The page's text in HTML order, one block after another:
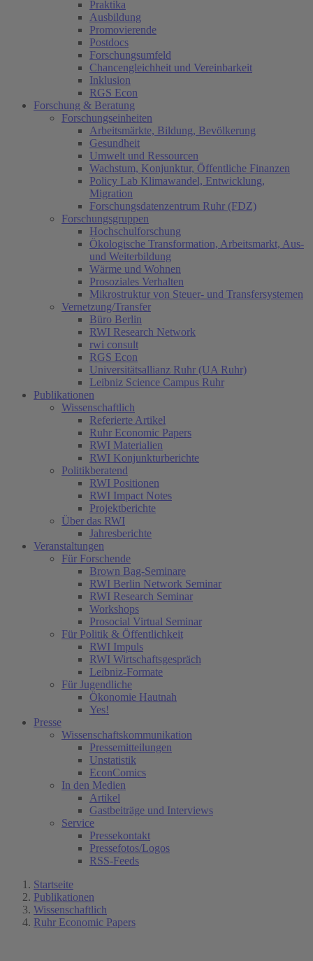
Praktika
Ausbildung
Promovierende
Postdocs
Forschungsumfeld
Chancengleichheit und Vereinbarkeit
Inklusion
RGS Econ
Forschung & Beratung
Forschungseinheiten
Arbeitsmärkte, Bildung, Bevölkerung
Gesundheit
Umwelt und Ressourcen
Wachstum, Konjunktur, Öffentliche Finanzen
Policy Lab Klimawandel, Entwicklung,
Migration
Forschungsdatenzentrum Ruhr (FDZ)
Forschungsgruppen
Hochschulforschung
Ökologische Transformation, Arbeitsmarkt, Aus-
und Weiterbildung
Wärme und Wohnen
Prosoziales Verhalten
Mikrostruktur von Steuer- und Transfersystemen
Vernetzung/Transfer
Büro Berlin
RWI Research Network
rwi consult
RGS Econ
Universitätsallianz Ruhr (UA Ruhr)
Leibniz Science Campus Ruhr
Publikationen
Wissenschaftlich
Referierte Artikel
Ruhr Economic Papers
RWI Materialien
RWI Konjunkturberichte
Politikberatend
RWI Positionen
RWI Impact Notes
Projektberichte
Über das RWI
Jahresberichte
Veranstaltungen
Für Forschende
Brown Bag-Seminare
RWI Berlin Network Seminar
RWI Research Seminar
Workshops
Prosocial Virtual Seminar
Für Politik & Öffentlichkeit
RWI Impuls
RWI Wirtschaftsgespräch
Leibniz-Formate
Für Jugendliche
Ökonomie Hautnah
Yes!
Presse
Wissenschaftskommunikation
Pressemitteilungen
Unstatistik
EconComics
In den Medien
Artikel
Gastbeiträge und Interviews
Service
Pressekontakt
Pressefotos/Logos
RSS-Feeds
Startseite
Publikationen
Wissenschaftlich
Ruhr Economic Papers